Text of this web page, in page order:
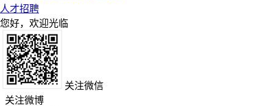
人才招聘
您好，欢迎光临
关注微信
关注微博